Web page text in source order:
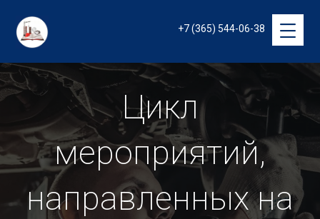
+7 (365) 544-06-38
Цикл
мероприятий,
направленных на